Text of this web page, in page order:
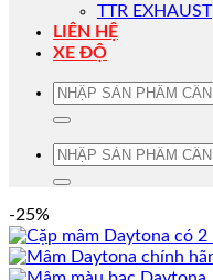
TTR EXHAUST
LIÊN HỆ
XE ĐỘ
Tìm
Tìm
-25%